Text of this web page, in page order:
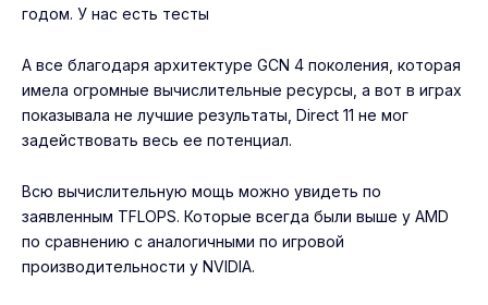
годом. У нас есть тесты
А все благодаря архитектуре GCN 4 поколения, которая
имела огромные вычислительные ресурсы, а вот в играх
показывала не лучшие результаты, Direct 11 не мог
задействовать весь ее потенциал.
Всю вычислительную мощь можно увидеть по
заявленным TFLOPS. Которые всегда были выше у AMD
по сравнению с аналогичными по игровой
производительности у NVIDIA.